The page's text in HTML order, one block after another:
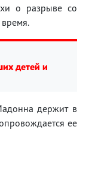
о разрыве со
детей и
держит в
ее